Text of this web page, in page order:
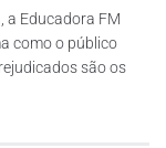
a Educadora FM
como o público
são os